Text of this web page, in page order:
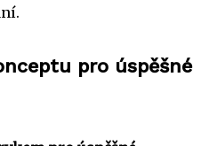
pro úspěšné